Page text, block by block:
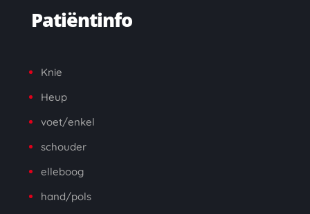
Patiëntinfo
Knie
Heup
voet/enkel
schouder
elleboog
hand/pols